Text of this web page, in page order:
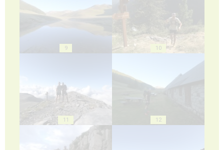
9 10
11 12